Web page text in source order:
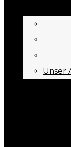
Unser